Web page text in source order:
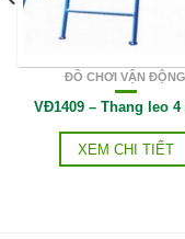
ĐỒ CHƠI VẬN ĐỘNG
VĐ1409 – Thang leo 4
XEM CHI TIẾT